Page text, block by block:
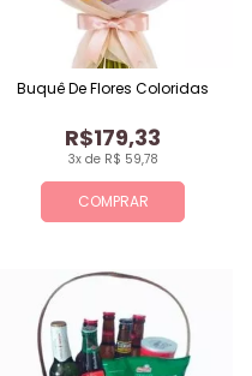
COMPRAR
3x de R$ 59,78
R$179,33
Buquê De Flores Coloridas